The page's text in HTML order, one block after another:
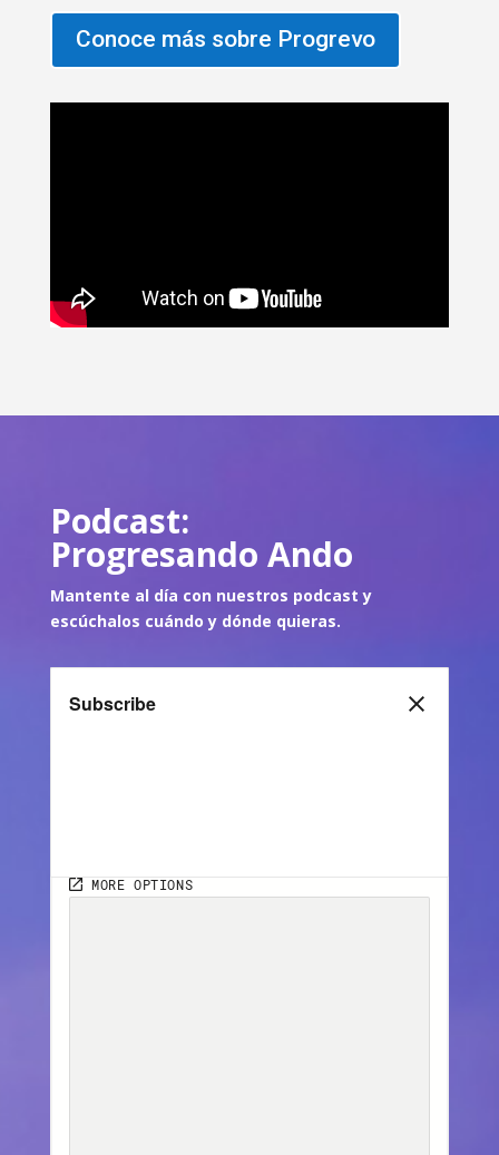
Conoce más sobre Progrevo
Podcast:
Progresando Ando
Mantente al día con nuestros podcast y
escúchalos cuándo y dónde quieras.